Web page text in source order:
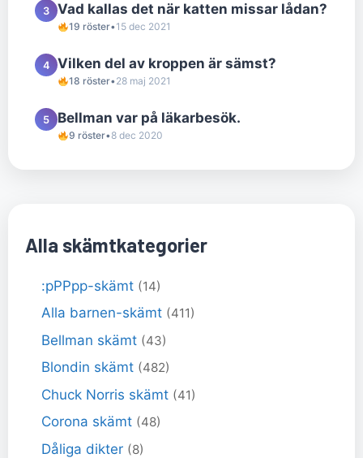
3 Vad kallas det när katten missar lådan?
19 röster•15 dec 2021
4 Vilken del av kroppen är sämst?
18 röster•28 maj 2021
5 Bellman var på läkarbesök.
9 röster•8 dec 2020
Alla skämtkategorier
:pPPpp-skämt (14)
Alla barnen-skämt (411)
Bellman skämt (43)
Blondin skämt (482)
Chuck Norris skämt (41)
Corona skämt (48)
Dåliga dikter (8)